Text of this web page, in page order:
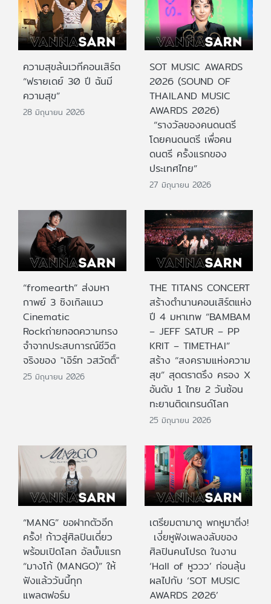
ความสุขล้นเวทีคอนเสิร์ต
“ฟรายเดย์ 30 ปี ฉันมี
ความสุข”
28 มิถุนายน 2026
SOT MUSIC AWARDS
2026 (SOUND OF
THAILAND MUSIC
AWARDS 2026)
“รางวัลของคนดนตรี
โดยคนดนตรี เพื่อคน
ดนตรี ครั้งแรกของ
ประเทศไทย”
27 มิถุนายน 2026
“fromearth” ส่งมหา
กาพย์ 3 ซิงเกิลแนว
Cinematic
Rockถ่ายทอดความทรง
จำจากประสบการณ์ชีวิต
จริงของ "เอิร์ท วสวัตติ์"
25 มิถุนายน 2026
THE TITANS CONCERT
สร้างตำนานคอนเสิร์ตแห่ง
ปี 4 มหาเทพ “BAMBAM
– JEFF SATUR – PP
KRIT – TIMETHAI”
สร้าง “สงครามแห่งความ
สุข” สุดตราตรึง ครอง X
อันดับ 1 ไทย 2 วันซ้อน
ทะยานติดเทรนด์โลก
25 มิถุนายน 2026
“MANG” ขอฝากตัวอีก
ครั้ง! ก้าวสู่ศิลปินเดี่ยว
พร้อมเปิดโลก อัลบั้มแรก
“มางโก้ (MANGO)” ให้
ฟังแล้ววันนี้ทุก
แพลตฟอร์ม
เตรียมตามาดู พกหูมาติ่ง!
เงี่ยหูฟังเพลงลับของ
ศิลปินคนโปรด ในงาน
‘Hall of หูววว’ ก่อนลุ้น
ผลไปกับ ‘SOT MUSIC
AWARDS 2026’